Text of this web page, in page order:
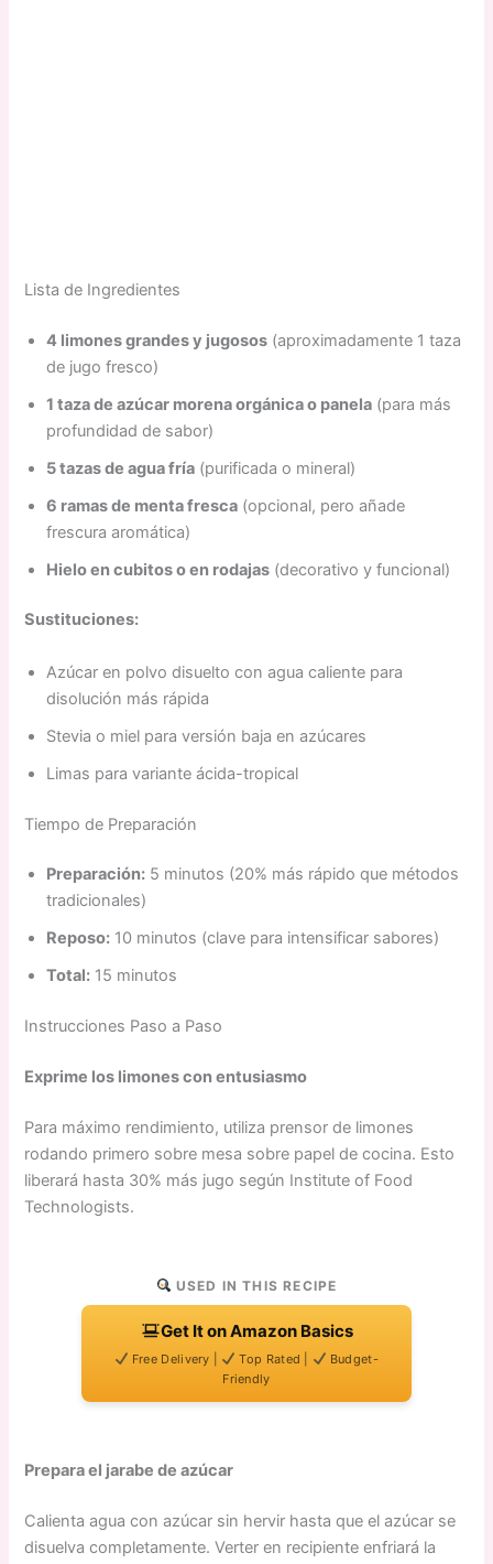
Lista de Ingredientes
4 limones grandes y jugosos (aproximadamente 1 taza
de jugo fresco)
1 taza de azúcar morena orgánica o panela (para más
profundidad de sabor)
5 tazas de agua fría (purificada o mineral)
6 ramas de menta fresca (opcional, pero añade
frescura aromática)
Hielo en cubitos o en rodajas (decorativo y funcional)
Sustituciones:
Azúcar en polvo disuelto con agua caliente para
disolución más rápida
Stevia o miel para versión baja en azúcares
Limas para variante ácida-tropical
Tiempo de Preparación
Preparación: 5 minutos (20% más rápido que métodos
tradicionales)
Reposo: 10 minutos (clave para intensificar sabores)
Total: 15 minutos
Instrucciones Paso a Paso
Exprime los limones con entusiasmo
Para máximo rendimiento, utiliza prensor de limones
rodando primero sobre mesa sobre papel de cocina. Esto
liberará hasta 30% más jugo según Institute of Food
Technologists.
USED IN THIS RECIPE
Get It on Amazon Basics
Free Delivery | Top Rated |
Budget-
Friendly
Prepara el jarabe de azúcar
Calienta agua con azúcar sin hervir hasta que el azúcar se
disuelva completamente. Verter en recipiente enfriará la